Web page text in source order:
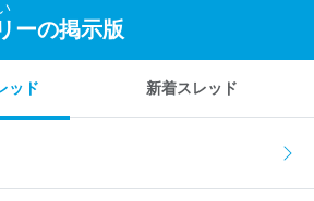
ーの掲示版
ッド 新着スレッド